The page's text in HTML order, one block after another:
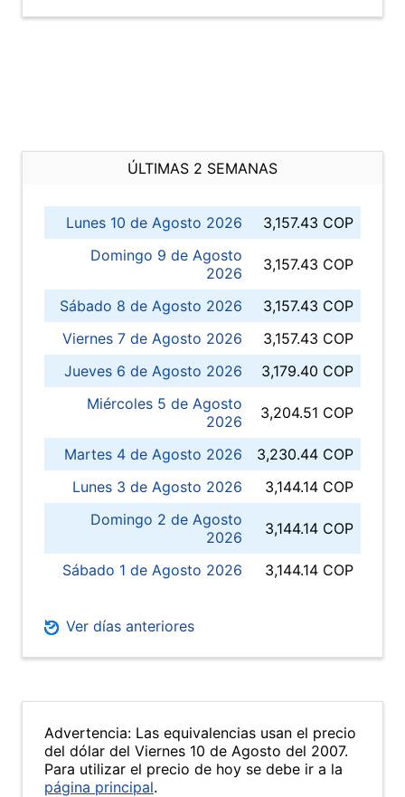
ÚLTIMAS 2 SEMANAS
Lunes 10 de Agosto 2026
3,157.43 COP
Domingo 9 de Agosto
2026
3,157.43 COP
Sábado 8 de Agosto 2026
3,157.43 COP
Viernes 7 de Agosto 2026
3,157.43 COP
Jueves 6 de Agosto 2026
3,179.40 COP
Miércoles 5 de Agosto
2026
3,204.51 COP
Martes 4 de Agosto 2026
3,230.44 COP
Lunes 3 de Agosto 2026
3,144.14 COP
Domingo 2 de Agosto
2026
3,144.14 COP
Sábado 1 de Agosto 2026 3,144.14 COP
Ver días anteriores
Advertencia: Las equivalencias usan el precio
del dólar del Viernes 10 de Agosto del 2007.
Para utilizar el precio de hoy se debe ir a la
página principal.